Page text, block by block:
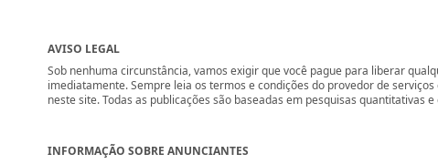
AVISO LEGAL
Sob nenhuma circunstância, vamos exigir que você pague para liberar
imediatamente. Sempre leia os termos e condições do provedor de
neste site. Todas as publicações são baseadas em pesquisas
INFORMAÇÃO SOBRE ANUNCIANTES